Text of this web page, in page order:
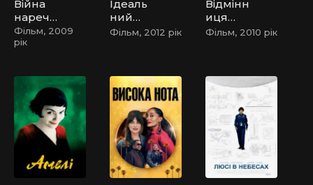
Війна
нарече
них
Фільм, 2009
рік
Ідеаль
ний
голос
Фільм, 2012 рік
Відмінн
иця
легкої
Фільм, 2010 рік